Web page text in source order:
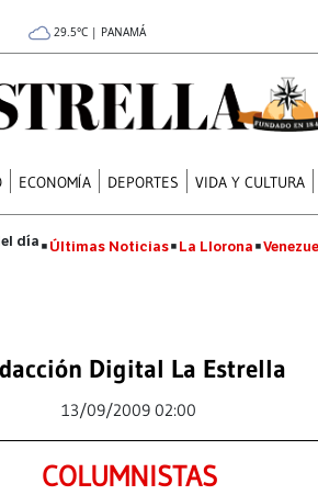
29.5°C | PANAMÁ
ECONOMÍA DEPORTES VIDA Y CULTURA
Últimas Noticias La Llorona
Digital La Estrella
13/09/2009 02:00
COLUMNISTAS